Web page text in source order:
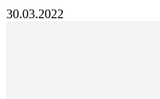
30.03.2022